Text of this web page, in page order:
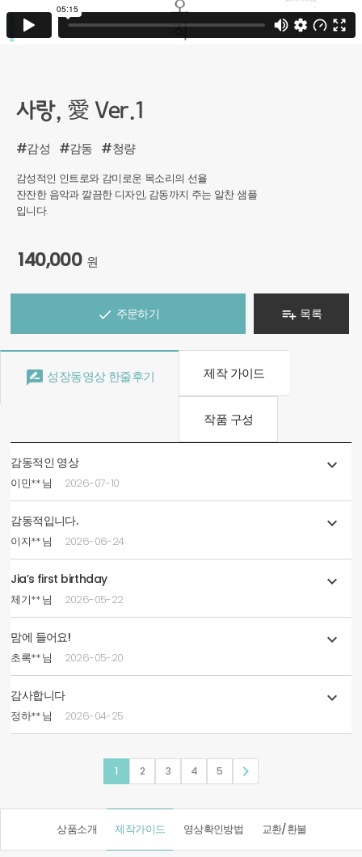
사랑, 愛 Ver.1
#감성 #감동 #청량
감성적인 인트로와 감미로운 목소리의 선율
잔잔한 음악과 깔끔한 디자인, 감동까지 주는 알찬 샘플
입니다.
140,000 원
 주문하기  목록
 성장동영상 한줄후기 제작 가이드
작품 구성
감동적인 영상
이민** 님 2026-07-10

감동적입니다.
이지** 님 2026-06-24

Jia’s first birthday
체기** 님 2026-05-22

맘에 들어요!
초록** 님 2026-05-20

감사합니다
정하** 님 2026-04-25

1 2 3 4 5 
상품소개 제작가이드 영상확인방법 교환/환불